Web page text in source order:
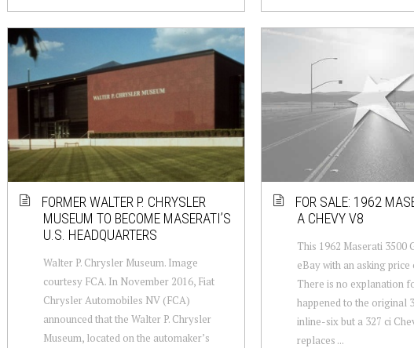
FORMER WALTER P. CHRYSLER
MUSEUM TO BECOME MASERATI’S
U.S. HEADQUARTERS
Walter P. Chrysler Museum. Image
courtesy FCA. In November 2016, Fiat
Chrysler Automobiles NV (FCA)
announced that the Walter P. Chrysler
Museum, located on the automaker’s
FOR SALE: 1962
A CHEVY V8
This 1962 Maserati 3500
eBay with an asking price
There is no explanation
happened to the original
inline-six but a 327 ci
replaces ...